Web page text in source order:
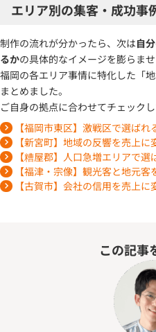
エリア別の集客・成功事
制作の流れが分かったら、次は自
るかの具体的なイメージを膨らま
福岡の各エリア事情に特化した「
まとめました。
ご自身の拠点に合わせてチェック
【福岡市東区】激戦区で選ば
【新宮町】地域の反響を売上に
【糟屋郡】人口急増エリアで選
【福津・宗像】観光客と地元
【古賀市】会社の信用を売上に
この記事